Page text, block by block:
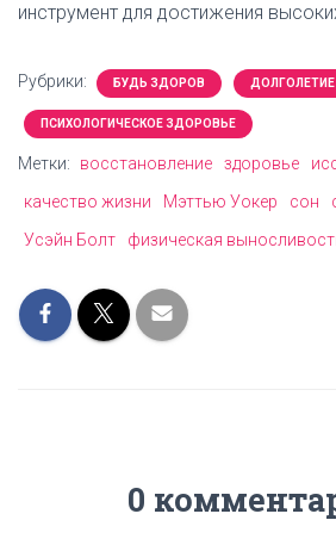
инструмент для достижения
Рубрики: БУДЬ ЗДОРОВ ДОЛГОЛЕТИЕ
ПСИХОЛОГИЧЕСКОЕ ЗДОРОВЬЕ
Метки: восстановление здоровье
качество жизни
Мэттью Уокер сон
Усэйн Болт
физическая
0